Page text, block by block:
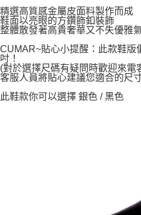
精選高質感金屬皮面料製作而成
鞋面以亮眼的方鑽飾釦裝飾
整體散發著高貴奢華又不失優雅
CUMAR~貼心小提醒：此款鞋版
吋！
(對於選擇尺碼有疑問時歡迎來電
客服人員將貼心建議您適合的尺
此鞋款你可以選擇 銀色 / 黑色